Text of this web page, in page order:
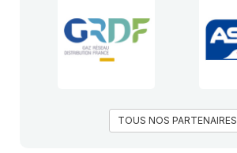
TOUS NOS PARTENAIRES